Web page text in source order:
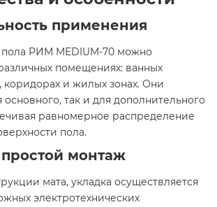
применения
РИМ MEDIUM-70 можно
помещениях: ванных
коридорах и жилых зонах. Они
основного, так и для дополнительного
равномерное распределение
пола.
монтаж
мата, укладка осуществляется
электротехнических